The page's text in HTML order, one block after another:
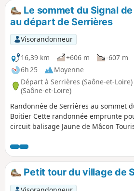
Le sommet du Signal
au départ de Serrières
Visorandonneur
16,39 km
+606 m
-607 m
6h 25
Moyenne
Départ à Serrières (Saône-et-Loire)
(Saône-et-Loire)
Randonnée de Serrières au sommet
Boitier Cette randonnée emprunte
circuit balisage Jaune de Mâcon
des Crêtes, balisé en Bleu de la Mère
Guérins.
Petit tour du village de